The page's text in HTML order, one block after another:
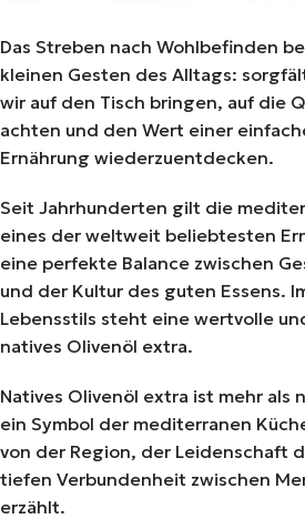
Das Streben nach Wohlbefinden
kleinen Gesten des Alltags:
wir auf den Tisch bringen, auf die
achten und den Wert einer
Ernährung wiederzuentdecken.
Seit Jahrhunderten gilt die
eines der weltweit beliebtesten
eine perfekte Balance zwischen
und der Kultur des guten Essens.
Lebensstils steht eine wertvolle
natives Olivenöl extra.
Natives Olivenöl extra ist mehr als
ein Symbol der mediterranen
von der Region, der Leidenschaft
tiefen Verbundenheit zwischen
erzählt.